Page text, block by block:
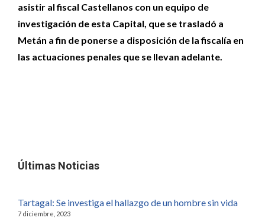
asistir al fiscal Castellanos con un equipo de
investigación de esta Capital, que se trasladó a
Metán a fin de ponerse a disposición de la fiscalía en
las actuaciones penales que se llevan adelante.
Últimas Noticias
Tartagal: Se investiga el hallazgo de un hombre sin vida
7 diciembre, 2023